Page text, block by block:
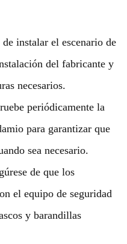
instalar el escenario de
del fabricante y
necesarios.
periódicamente la
para garantizar que
sea necesario.
de que los
el equipo de seguridad
y barandillas